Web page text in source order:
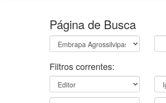
Página de Busca
Filtros correntes: